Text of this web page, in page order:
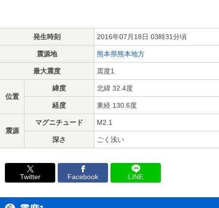
発生時刻 2016年07月18日 03時31分頃
震源地 熊本県熊本地方
最大震度 震度1
位置
緯度 北緯 32.4度
経度 東経 130.6度
震源
マグニチュード M2.1
深さ ごく浅い
Twitter Facebook LINE